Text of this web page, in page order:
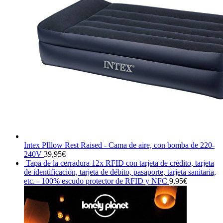
Intex PIllow Rest Raised - Cama de aire, con bomba de 220-
240V 39,95€
Tapa de la cerradura 12x RFID con tarjeta de crédito, tarjeta
de identificación, tarjeta de débito, pasaporte, tarjeta sanitaria,
etc. - 100% escudo protector de RFID y NFC 9,95€